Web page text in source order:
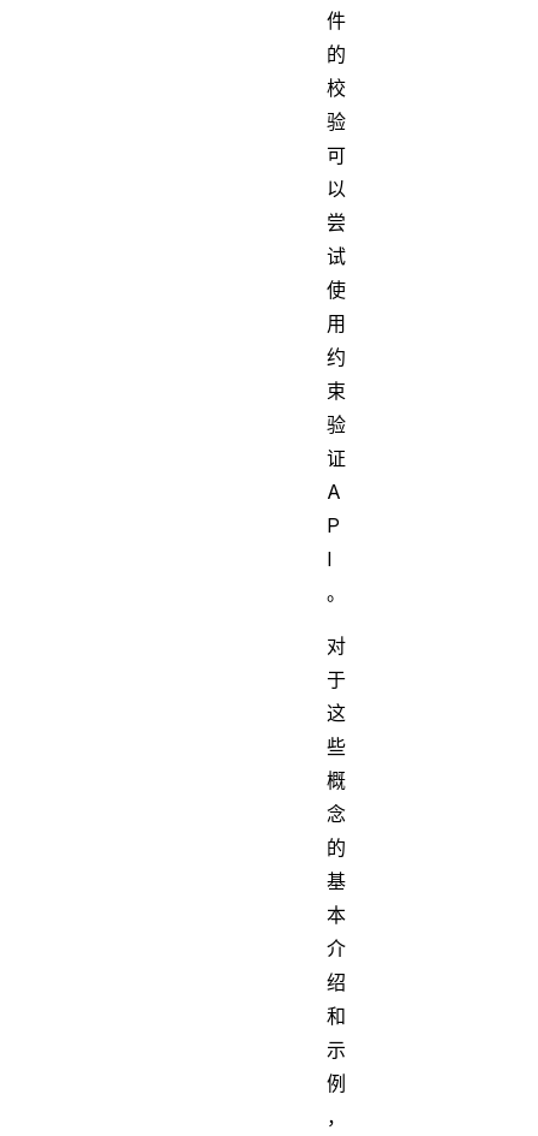
件
的
校
验
可
以
尝
试
使
用
约
束
验
证
A
P
I
。
对
于
这
些
概
念
的
基
本
介
绍
和
示
例
，